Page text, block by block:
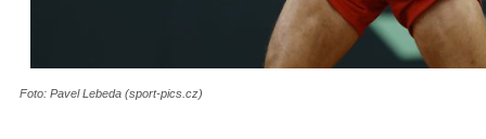
Foto: Pavel Lebeda (sport-pics.cz)